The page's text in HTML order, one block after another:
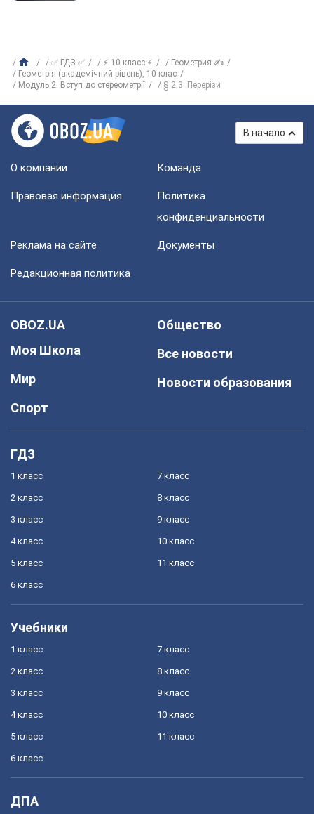
✅ ГДЗ ✅ ⚡ 10 класс ⚡
Геометрия ✍
Геометрія (академічний рівень), 10 клас
Модуль 2. Вступ до стереометрії
§ 2.3. Перерізи
В начало
О компании Команда
Правовая информация
Политика
конфиденциальности
Реклама на сайте Документы
Редакционная политика
OBOZ.UA
Моя Школа
Мир
Спорт
Общество
Все новости
Новости образования
ГДЗ
1 класс
2 класс
3 класс
4 класс
5 класс
6 класс
7 класс
8 класс
9 класс
10 класс
11 класс
Учебники
1 класс
2 класс
3 класс
4 класс
5 класс
6 класс
7 класс
8 класс
9 класс
10 класс
11 класс
ДПА